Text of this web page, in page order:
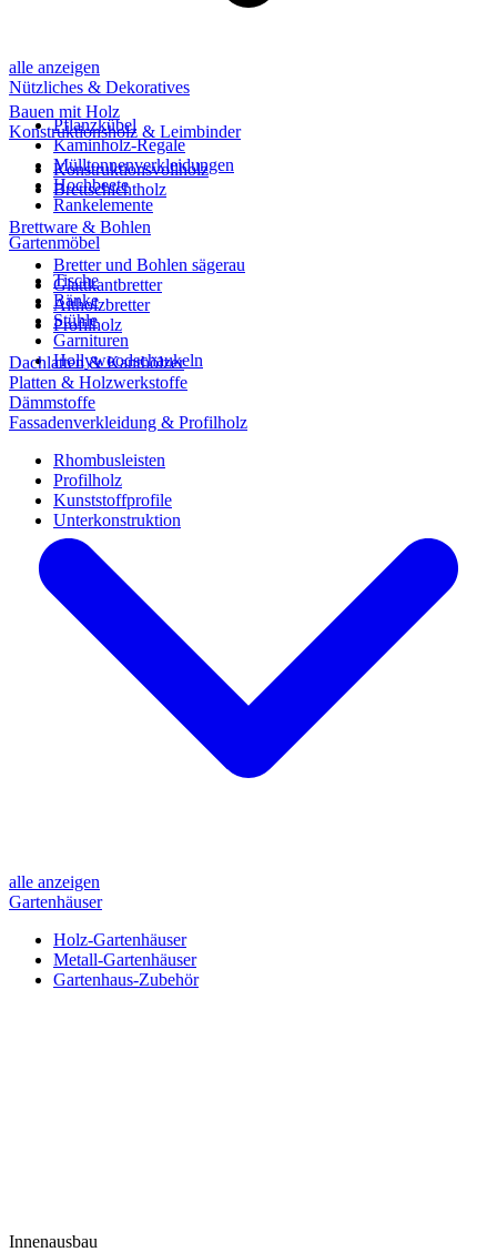
alle anzeigen
Nützliches & Dekoratives
Pflanzkübel
Kaminholz-Regale
Mülltonnenverkleidungen
Hochbeete
Rankelemente
Gartenmöbel
Tische
Bänke
Stühle
Garnituren
Hollywoodschaukeln
alle anzeigen
Gartenhäuser
Holz-Gartenhäuser
Metall-Gartenhäuser
Gartenhaus-Zubehör
Bauen mit Holz
Konstruktionsholz & Leimbinder
Konstruktionsvollholz
Brettschichtholz
Brettware & Bohlen
Bretter und Bohlen sägerau
Glattkantbretter
Altholzbretter
Profilholz
Dachlatten & Kanthölzer
Platten & Holzwerkstoffe
Dämmstoffe
Fassadenverkleidung & Profilholz
Rhombusleisten
Profilholz
Kunststoffprofile
Unterkonstruktion
Innenausbau